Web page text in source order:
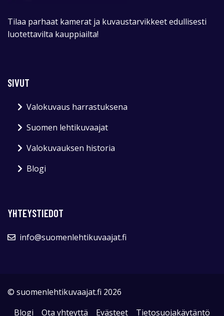
Tilaa parhaat kamerat ja kuvaustarvikkeet edullisesti
luotettavilta kauppiailta!
SIVUT
Valokuvaus harrastuksena
Suomen lehtikuvaajat
Valokuvauksen historia
Blogi
YHTEYSTIEDOT
info@suomenlehtikuvaajat.fi
© suomenlehtikuvaajat.fi 2026
Blogi
Ota yhteyttä Evästeet Tietosuojakäytäntö